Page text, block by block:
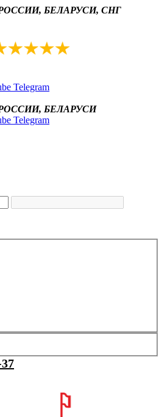
БЕЛАРУСИ, СНГ
Telegram
БЕЛАРУСИ
Telegram